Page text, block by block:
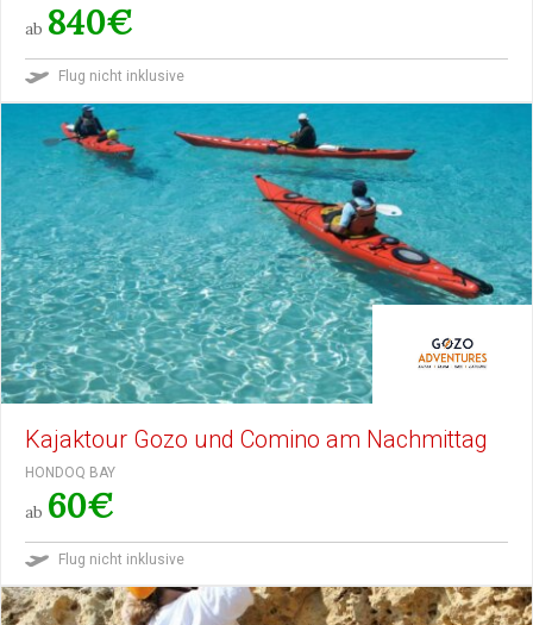
ab 840€
Flug nicht inklusive
Kajaktour Gozo und Comino am Nachmittag
HONDOQ BAY
ab 60€
Flug nicht inklusive